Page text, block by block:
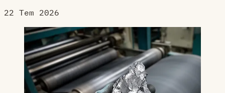
22 Tem 2026